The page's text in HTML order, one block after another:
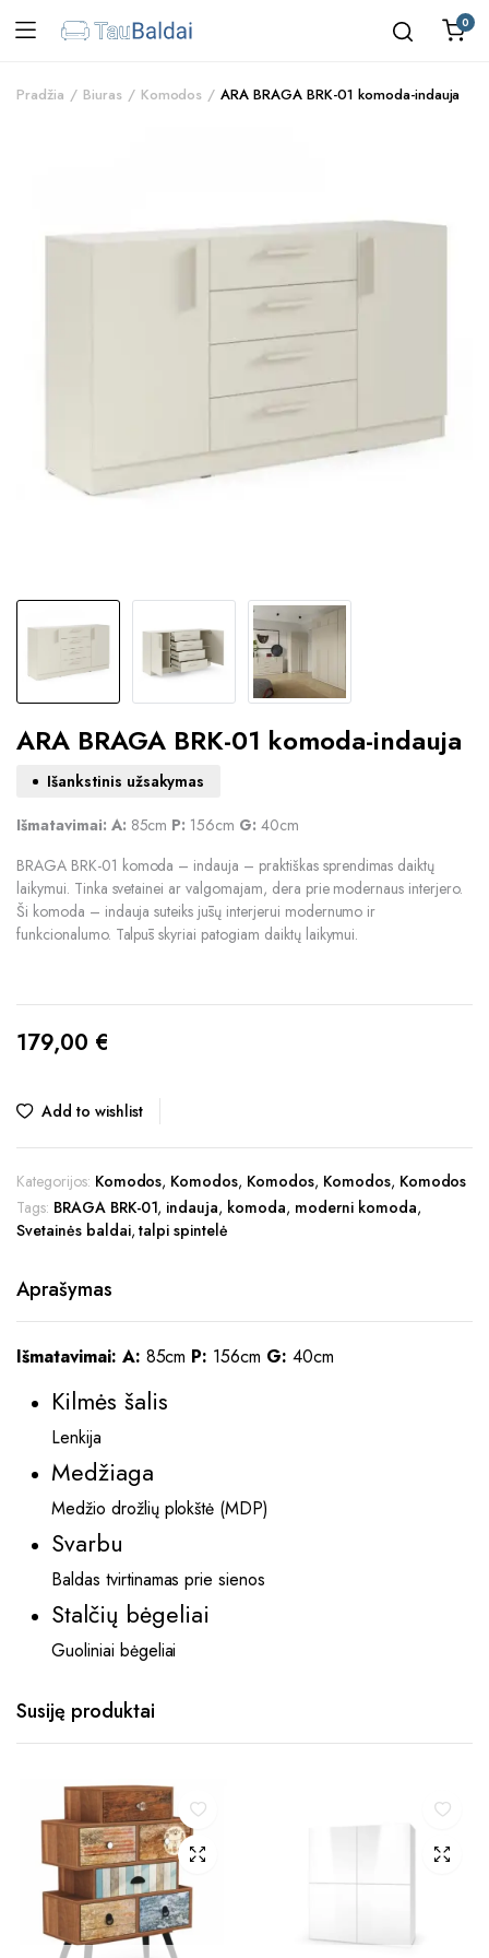
0
Pradžia Biuras Komodos ARA BRAGA BRK-01 komoda-indauja
ARA BRAGA BRK-01 komoda-indauja
Išankstinis užsakymas
Išmatavimai: A: 85cm P: 156cm G: 40cm
BRAGA BRK-01 komoda – indauja – praktiškas sprendimas daiktų
laikymui. Tinka svetainei ar valgomajam, dera prie modernaus interjero.
Ši komoda – indauja suteiks jūsų interjerui modernumo ir
funkcionalumo. Talpūs skyriai patogiam daiktų laikymui.
179,00 €
Add to wishlist
Kategorijos: Komodos, Komodos, Komodos, Komodos, Komodos
Tags: BRAGA BRK-01, indauja, komoda, moderni komoda,
Svetainės baldai,talpi spintelė
Aprašymas
Išmatavimai: A: 85cm P: 156cm G: 40cm
Kilmės šalis
Lenkija
Medžiaga
Medžio drožlių plokštė (MDP)
Svarbu
Baldas tvirtinamas prie sienos
Stalčių bėgeliai
Guoliniai bėgeliai
Susiję produktai